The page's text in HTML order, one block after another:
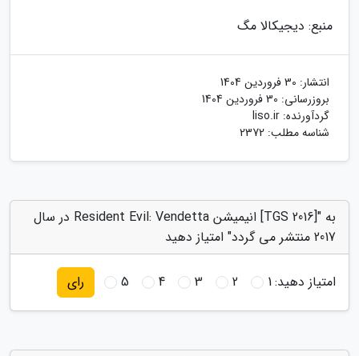
منبع: دیجیکالا مگ
انتشار: 30 فروردین 1404
بروزرسانی: 30 فروردین 1404
گردآورنده: liso.ir
شناسه مطلب: 2372
به "[TGS 2016] انیمیشن Resident Evil: Vendetta در سال
2017 منتشر می گردد" امتیاز دهید
امتیاز دهید:1
2
3
4
5 رای